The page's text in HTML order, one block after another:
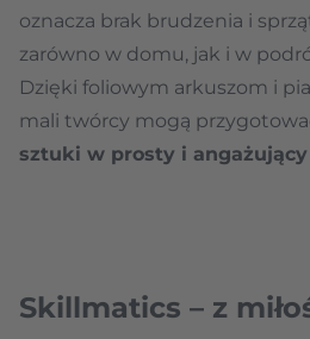
oznacza brak brudzenia i
zarówno w domu, jak i w
Dzięki foliowym arkuszom i
mali twórcy mogą
sztuki w prosty i angażujący
Skillmatics – z